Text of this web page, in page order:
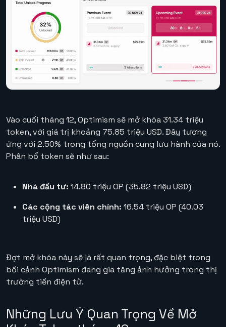
Vào cuối tháng 12, Optimism sẽ mở khóa 31.34 triệu
token, với giá trị khoảng 75.85 triệu USD. Đây tương
ứng với 2.50% trong tổng nguồn cung lưu hành của nó.
Phân bổ token sẽ như sau:
Nhà đầu tư: 14.80 triệu OP (35.82 triệu USD)
Các cộng tác viên chính: 16.54 triệu OP (40.03
triệu USD)
Đợt mở khóa này sẽ là rất quan trọng, đặc biệt trong
bối cảnh Optimism đang gia tăng ảnh hưởng trong thị
trường tiền điện tử.
Những Lưu Ý Quan Trọng Về Mở